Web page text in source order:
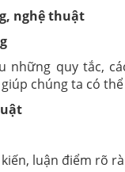
nghệ thuật
những quy tắc,
chúng ta có
luận điểm rõ